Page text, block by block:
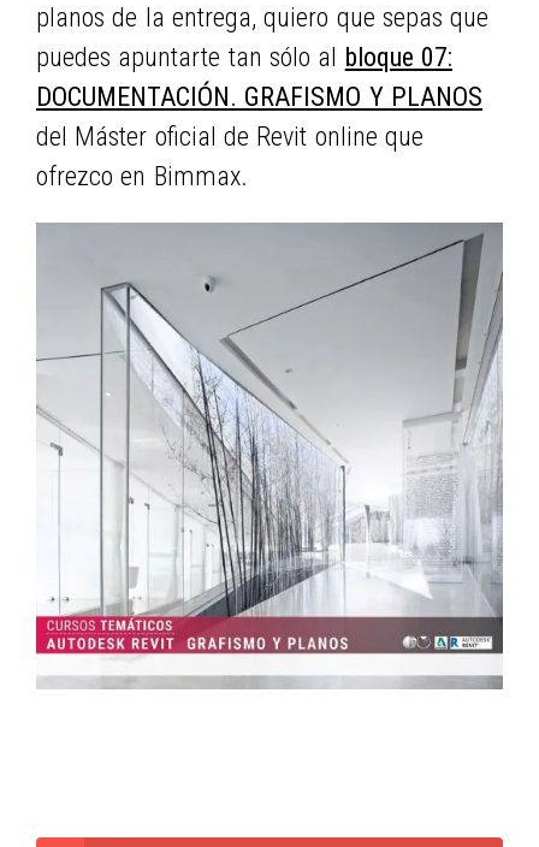
planos de la entrega, quiero que sepas que
puedes apuntarte tan sólo al bloque 07:
DOCUMENTACIÓN. GRAFISMO Y PLANOS
del Máster oficial de Revit online que
ofrezco en Bimmax.